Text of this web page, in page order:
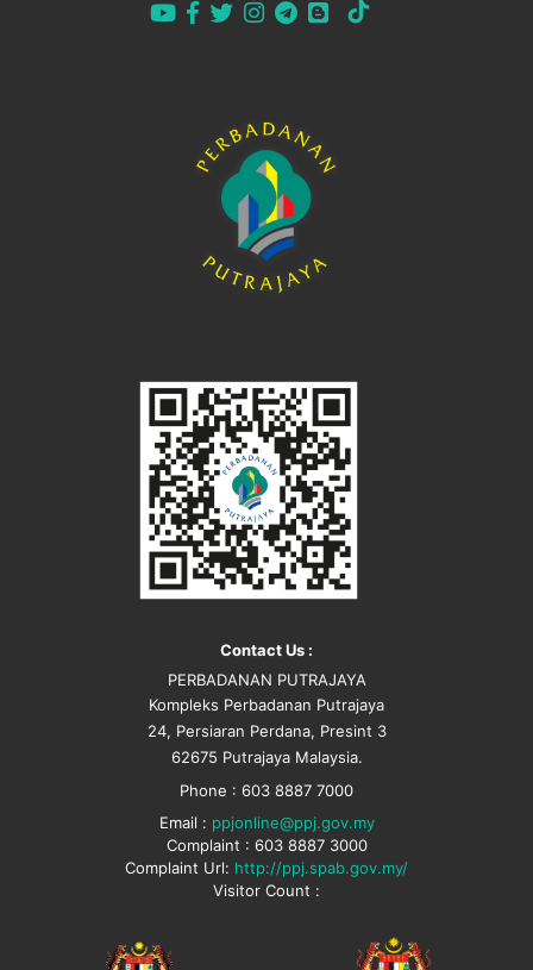
Contact Us :
PERBADANAN PUTRAJAYA
Kompleks Perbadanan Putrajaya
24, Persiaran Perdana, Presint 3
62675 Putrajaya Malaysia.
Phone : 603 8887 7000
Email : ppjonline@ppj.gov.my
Complaint : 603 8887 3000
Complaint Url: http://ppj.spab.gov.my/
Visitor Count :